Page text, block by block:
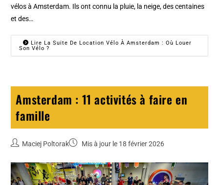
vélos à Amsterdam. Ils ont connu la pluie, la neige, des centaines
et des…
Lire La Suite De Location Vélo À Amsterdam : Où Louer
Son Vélo ?
Amsterdam : 11 activités à faire en
famille
Maciej Poltorak Mis à jour le 18 février 2026